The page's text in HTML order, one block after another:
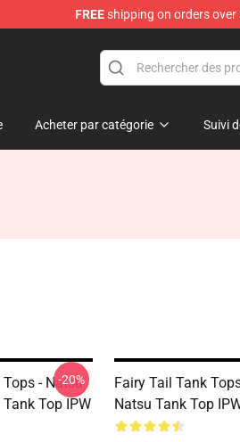
FREEshipping on orders over
Acheter par catégorie Suivi
- Natsu
Top IPW
-20%
Fairy Tail Tank
Natsu Tank Top